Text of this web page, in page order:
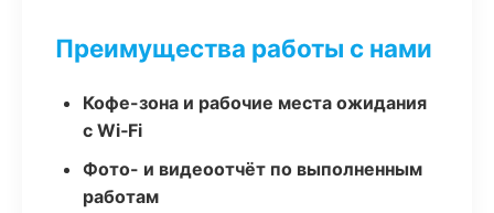
Преимущества работы с нами
Кофе-зона и рабочие места ожидания
с Wi‑Fi
Фото- и видеоотчёт по выполненным
работам